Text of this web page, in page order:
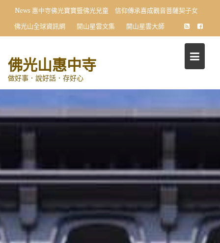
content
News 惠中寺佛光寶寶暨佛光兒童 信仰傳承喜成觀音菩薩契子女
佛光山全球資訊網
開山星雲文集 開山星雲大師
佛光山惠中寺
做好事．說好話．存好心